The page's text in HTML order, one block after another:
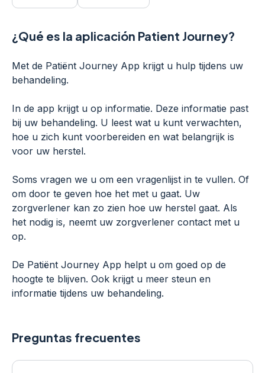
¿Qué es la aplicación Patient Journey?
Met de Patiënt Journey App krijgt u hulp tijdens uw
behandeling.
In de app krijgt u op informatie. Deze informatie past
bij uw behandeling. U leest wat u kunt verwachten,
hoe u zich kunt voorbereiden en wat belangrijk is
voor uw herstel.
Soms vragen we u om een vragenlijst in te vullen. Of
om door te geven hoe het met u gaat. Uw
zorgverlener kan zo zien hoe uw herstel gaat. Als
het nodig is, neemt uw zorgverlener contact met u
op.
De Patiënt Journey App helpt u om goed op de
hoogte te blijven. Ook krijgt u meer steun en
informatie tijdens uw behandeling.
Preguntas frecuentes